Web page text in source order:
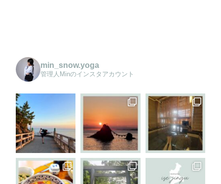
min_snow.yoga
管理人Minのインスタアカウント